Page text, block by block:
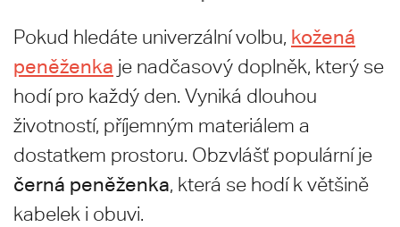
Pokud hledáte univerzální volbu, kožená
peněženka je nadčasový doplněk, který se
hodí pro každý den. Vyniká dlouhou
životností, příjemným materiálem a
dostatkem prostoru. Obzvlášť populární je
černá peněženka, která se hodí k většině
kabelek i obuvi.